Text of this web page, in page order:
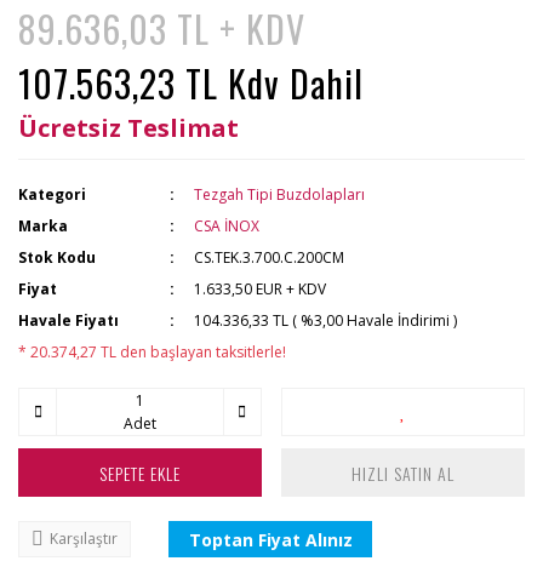
89.636,03 TL + KDV
107.563,23 TL Kdv Dahil
Ücretsiz Teslimat
Kategori
Tezgah Tipi Buzdolapları
Marka
CSA İNOX
Stok Kodu
CS.TEK.3.700.C.200CM
Fiyat
1.633,50 EUR + KDV
Havale Fiyatı
104.336,33 TL ( %3,00 Havale İndirimi )
* 20.374,27 TL den başlayan taksitlerle!
Adet
SEPETE EKLE HIZLI SATIN AL
Karşılaştır Toptan Fiyat Alınız